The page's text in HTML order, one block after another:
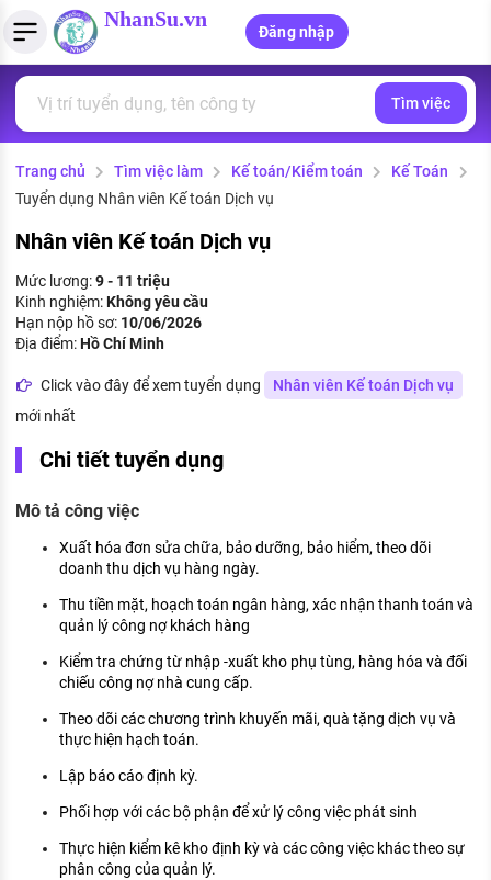
NhanSu.vn
Đăng nhập
Tìm việc làm
Việc làm ngành luật
Việc làm tốt nhất
CÔNG TY
Danh sách nhà tuyển dụng
Quản lý CV
Tải CV lên
MẪU CV THEO STYLE
Mẫu CV đơn giản
Mẫu CV hiện đại
Tính lương Gross - Net
Tính thuế thu nhập cá nhân
PHÁP LUẬT VIỆT NAM
Văn bản pháp luật
Chính sách mới
PHÁP LUẬT LAO ĐỘNG
Lao động và tiền lương
Bảo hiểm và phúc lợi
Thuế thu nhập
Hồ sơ biểu mẫu
Chính sách lao động
KHÁM PHÁ NGHỀ NGHIỆP
Tử vi nghề nghiệp
Kỹ năng nghề nghiệp
HƯỚNG NGHIỆP VIỆC LÀM
Đặc trưng từng nghề
Xu hướng việc làm
NHÂN SỰ
TUYỂN DỤNG VIỆC LÀM
Tìm việc
Trang chủ Tìm việc làm Kế toán/Kiểm toán
Kế Toán
Tuyển dụng Nhân viên Kế toán Dịch vụ
Nhân viên Kế toán Dịch vụ
Mức lương:9 - 11 triệu
Kinh nghiệm:Không yêu cầu
Hạn nộp hồ sơ: 10/06/2026
Địa điểm:Hồ Chí Minh
Click vào đây để xem tuyển dụng
Nhân viên Kế toán Dịch vụ
mới nhất
Chi tiết tuyển dụng
Mô tả công việc
Xuất hóa đơn sửa chữa, bảo dưỡng, bảo hiểm, theo dõi
doanh thu dịch vụ hàng ngày.
Thu tiền mặt, hoạch toán ngân hàng, xác nhận thanh toán và
quản lý công nợ khách hàng
Kiểm tra chứng từ nhập -xuất kho phụ tùng, hàng hóa và đối
chiếu công nợ nhà cung cấp.
Theo dõi các chương trình khuyến mãi, quà tặng dịch vụ và
thực hiện hạch toán.
Lập báo cáo định kỳ.
Phối hợp với các bộ phận để xử lý công việc phát sinh
Thực hiện kiểm kê kho định kỳ và các công việc khác theo sự
phân công của quản lý.